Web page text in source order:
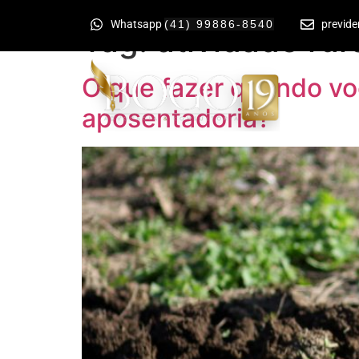
Whatsapp(41) 99886-8540
Tag:atividade
O que fazer quando
aposentadoria?